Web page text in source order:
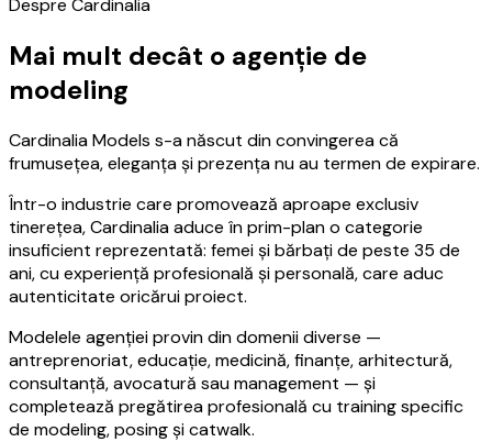
Despre Cardinalia
Mai mult decât o agenție de
modeling
Cardinalia Models s-a născut din convingerea că
frumusețea, eleganța și prezența nu au termen de expirare.
Într-o industrie care promovează aproape exclusiv
tinerețea, Cardinalia aduce în prim-plan o categorie
insuficient reprezentată: femei și bărbați de peste 35 de
ani, cu experiență profesională și personală, care aduc
autenticitate oricărui proiect.
Modelele agenției provin din domenii diverse —
antreprenoriat, educație, medicină, finanțe, arhitectură,
consultanță, avocatură sau management — și
completează pregătirea profesională cu training specific
de modeling, posing și catwalk.